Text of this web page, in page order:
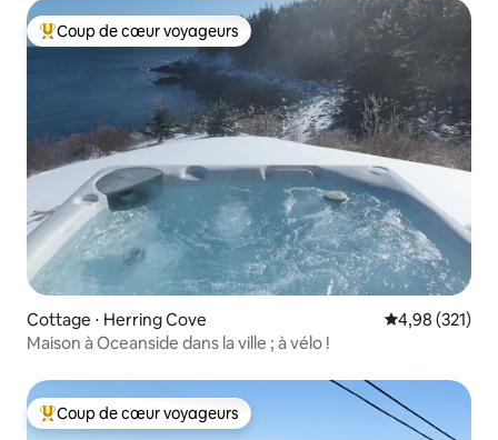
Coups de cœur voyageurs les plus appréciés
Coup de cœur voyageurs
Cottage ⋅ Herring Cove Évaluation
4,98 (321)
Maison à Oceanside dans la ville ; à vélo !
Coups de cœur voyageurs les plus appréciés
Coup de cœur voyageurs